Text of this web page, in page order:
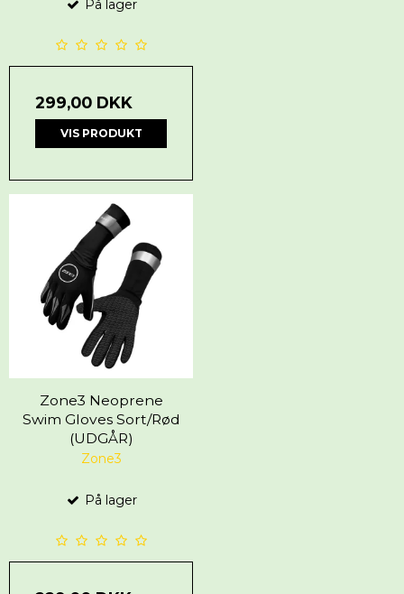
På lager
299,00 DKK
VIS PRODUKT
Zone3 Neoprene
Swim Gloves Sort/Rød
(UDGÅR)
Zone3
På lager